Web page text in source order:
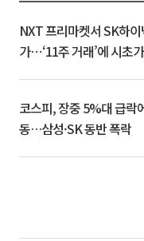
NXT 프리마켓서 SK하
가⋯‘11주 거래’에 시초
코스피, 장중 5%대 급락
동…삼성·SK 동반 폭락